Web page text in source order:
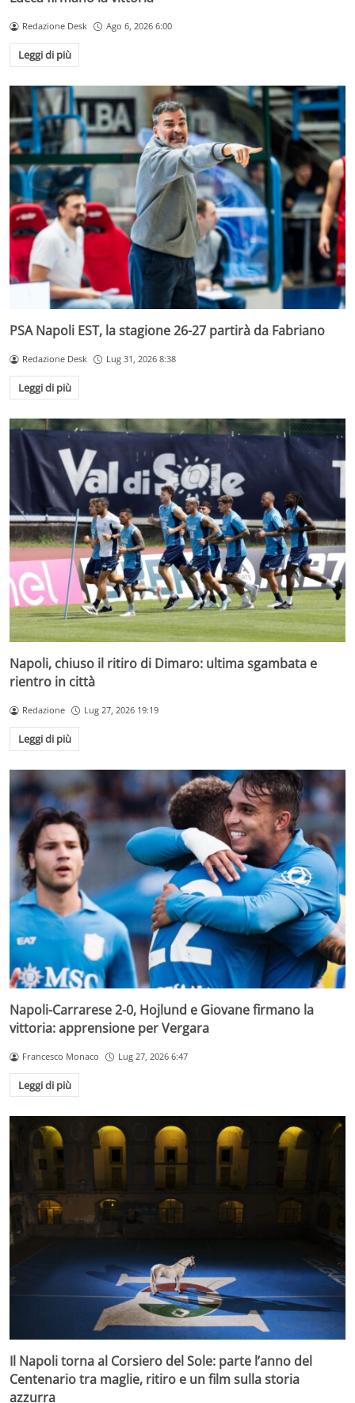
Redazione Desk Ago 6, 2026 6:00
Leggi di più
PSA Napoli EST, la stagione 26-27 partirà da Fabriano
Redazione Desk Lug 31, 2026 8:38
Leggi di più
Napoli, chiuso il ritiro di Dimaro: ultima sgambata e
rientro in città
Redazione Lug 27, 2026 19:19
Leggi di più
Napoli-Carrarese 2-0, Hojlund e Giovane firmano la
vittoria: apprensione per Vergara
Francesco Monaco Lug 27, 2026 6:47
Leggi di più
Il Napoli torna al Corsiero del Sole: parte l’anno del
Centenario tra maglie, ritiro e un film sulla storia
azzurra